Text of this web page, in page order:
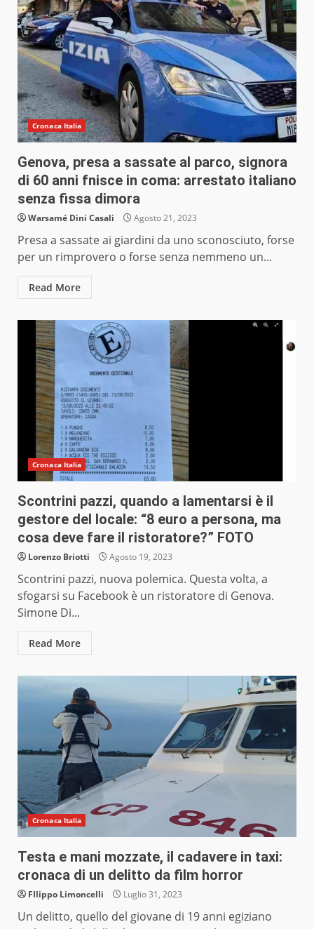
Cronaca Italia
Genova, presa a sassate al parco, signora
di 60 anni fnisce in coma: arrestato italiano
senza fissa dimora
Warsamé Dini Casali Agosto 21, 2023
Presa a sassate ai giardini da uno sconosciuto, forse
per un rimprovero o forse senza nemmeno un...
Read More
Cronaca Italia
Scontrini pazzi, quando a lamentarsi è il
gestore del locale: “8 euro a persona, ma
cosa deve fare il ristoratore?” FOTO
Lorenzo Briotti Agosto 19, 2023
Scontrini pazzi, nuova polemica. Questa volta, a
sfogarsi su Facebook è un ristoratore di Genova.
Simone Di...
Read More
Cronaca Italia
Testa e mani mozzate, il cadavere in taxi:
cronaca di un delitto da film horror
FIlippo Limoncelli Luglio 31, 2023
Un delitto, quello del giovane di 19 anni egiziano